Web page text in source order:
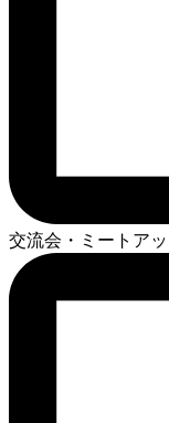
交流会・ミートア